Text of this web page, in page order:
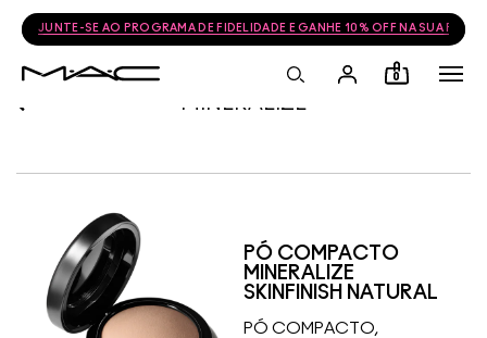
JUNTE-SE AO PROGRAMA DE FIDELIDADE E GANHE 10% OFF NA SUA
0
MINERALIZE
PÓ COMPACTO
MINERALIZE
SKINFINISH NATURAL
PÓ COMPACTO,